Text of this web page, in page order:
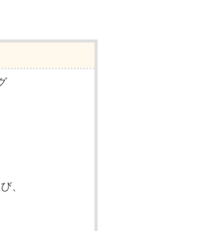
、